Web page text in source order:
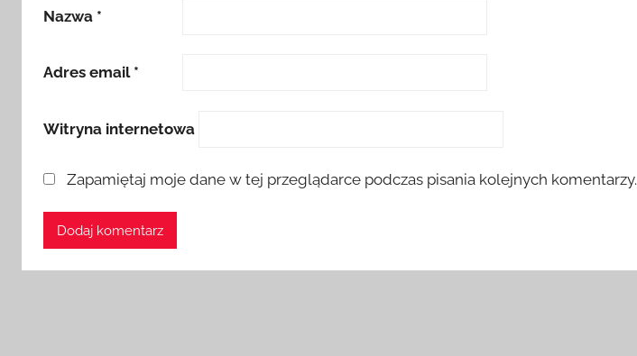
Nazwa *
Adres email *
Witryna internetowa
Zapamiętaj moje dane w tej przeglądarce podczas pisania kolejnych komentarzy.